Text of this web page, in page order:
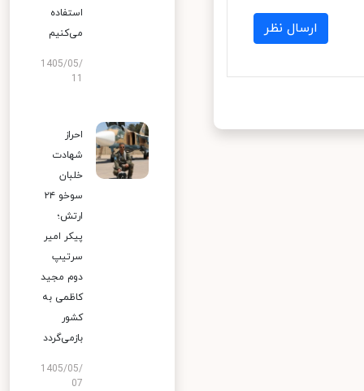
ارسال نظر
استفاده
می‌کنیم
1405/05/
احراز
شهادت
خلبان
سوخو ۲۴
ارتش؛
پیکر امیر
سرتیپ
دوم مجید
کاظمی به
کشور
بازمی‌گردد
1405/05/
07